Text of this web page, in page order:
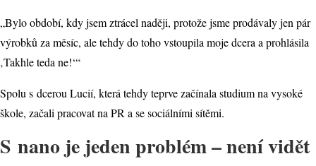
„Bylo období, kdy jsem ztrácel naději, protože jsme prodávaly jen pár
výrobků za měsíc, ale tehdy do toho vstoupila moje dcera a prohlásila
‚Takhle teda ne!‘“
Spolu s dcerou Lucií, která tehdy teprve začínala studium na vysoké
škole, začali pracovat na PR a se sociálními sítěmi.
S nano je jeden problém – není vidět